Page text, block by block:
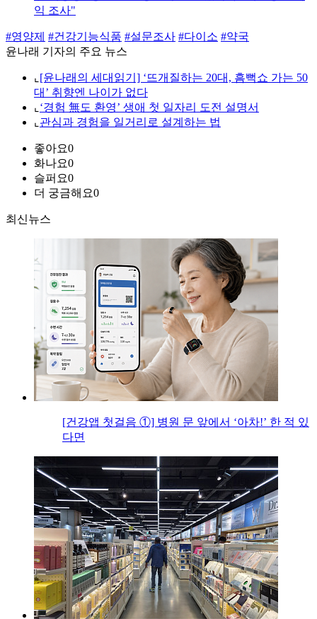
익 조사"
#영양제 #건강기능식품 #설문조사 #다이소 #약국
윤나래 기자의 주요 뉴스
⌞ [윤나래의 세대읽기] ‘뜨개질하는 20대, 흠뻑쇼 가는 50
대’ 취향엔 나이가 없다
⌞ ‘경험 無도 환영’ 생애 첫 일자리 도전 설명서
⌞ 관심과 경험을 일거리로 설계하는 법
좋아요0
화나요0
슬퍼요0
더 궁금해요0
최신뉴스
[건강앱 첫걸음 ①] 병원 문 앞에서 ‘아차!’ 한 적 있
다면